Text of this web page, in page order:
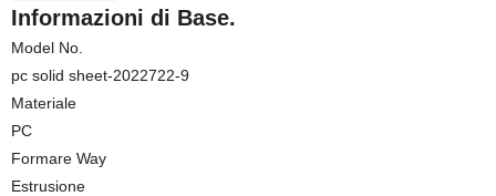
Informazioni di Base.
Model No.
pc solid sheet-2022722-9
Materiale
PC
Formare Way
Estrusione